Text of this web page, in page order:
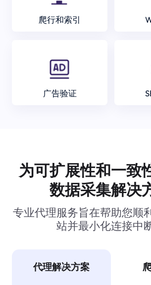
爬行和索引
广告验证
为可扩展性和一致
数据采集解决
专业代理服务旨在帮助您顺
站并最小化连接中断
代理解决方案